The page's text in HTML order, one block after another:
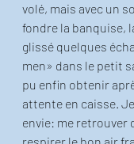
volé, mais avec un
fondre la banquise,
glissé quelques
men» dans le petit
pu enfin obtenir
attente en caisse. Je
envie: me retrouver